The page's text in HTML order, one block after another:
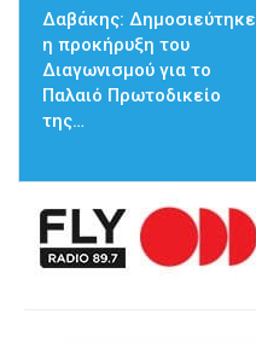
Δαβάκης: Δημοσιεύτηκε
η προκήρυξη του
Διαγωνισμού για το
Παλαιό Πρωτοδικείο
της…